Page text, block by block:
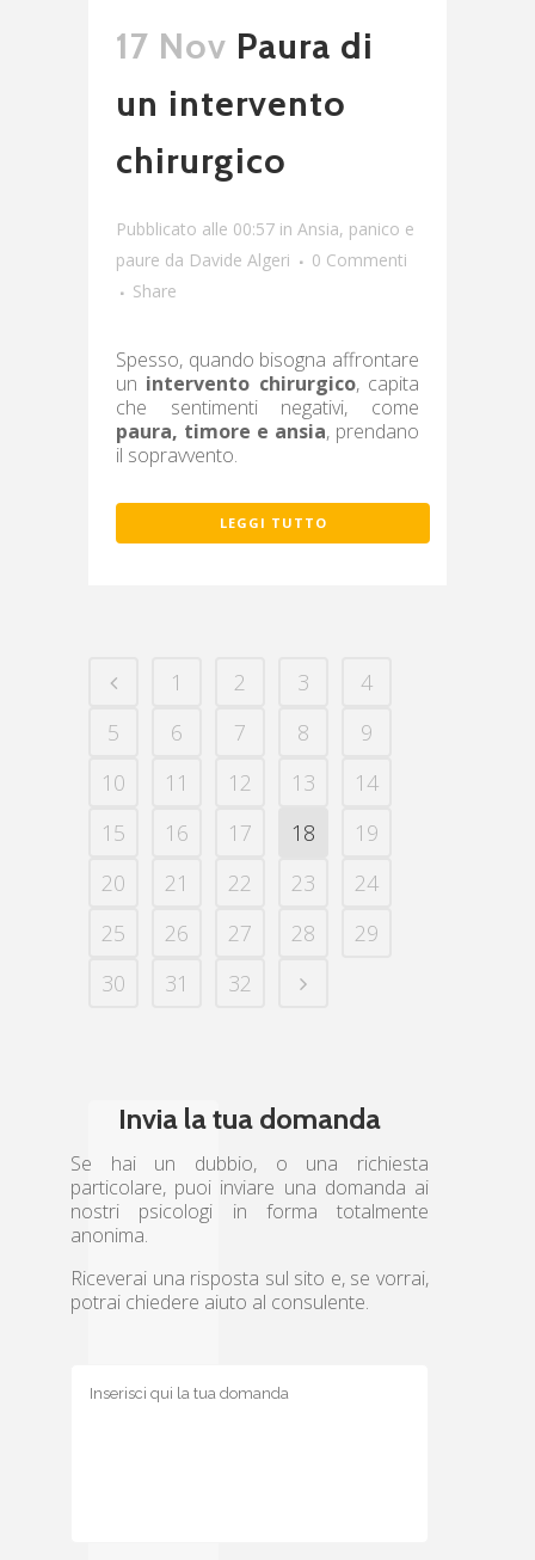
17 Nov Paura di
un intervento
chirurgico
Pubblicato alle 00:57 in Ansia, panico e
paure da Davide Algeri
0 Commenti
Share
Spesso, quando bisogna affrontare
un intervento chirurgico, capita
che sentimenti negativi, come
paura, timore e ansia, prendano
il sopravvento.
LEGGI TUTTO
1 2 3
4
5
6 7 8
9
10
11 12 13
14
15
16 17 18
19
20
21 22 23
24
25
26 27 28
29
30
31 32
Invia la tua domanda
Se hai un dubbio, o una richiesta
particolare, puoi inviare una domanda ai
nostri psicologi in forma totalmente
anonima.
Riceverai una risposta sul sito e, se vorrai,
potrai chiedere aiuto al consulente.